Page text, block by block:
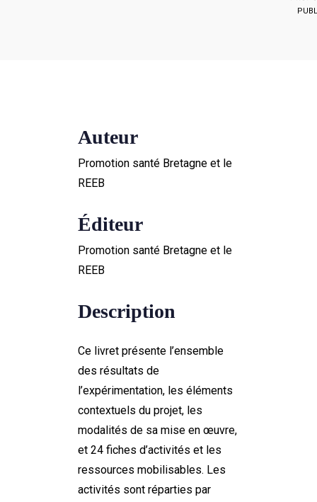
Auteur
Promotion santé Bretagne et le
REEB
Éditeur
Promotion santé Bretagne et le
REEB
Description
Ce livret présente l’ensemble
des résultats de
l’expérimentation, les éléments
contextuels du projet, les
modalités de sa mise en œuvre,
et 24 fiches d’activités et les
ressources mobilisables. Les
activités sont réparties par